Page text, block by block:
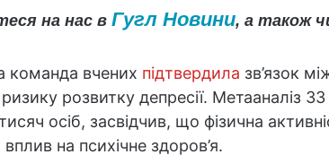
на нас в Гугл Новини, а також
команда вчених підтвердила зв’язок
розвитку депресії. Метааналіз
осіб, засвідчив, що фізична
на психічне здоров’я.